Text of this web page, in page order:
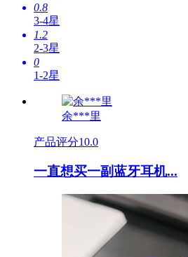
0.8
3-4星
1.2
2-3星
0
1-2星
余***里
产品评分10.0
一直想买一副蓝牙耳机...